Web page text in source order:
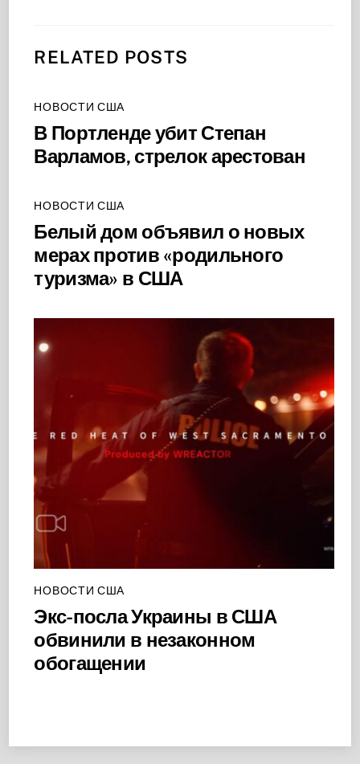
RELATED POSTS
НОВОСТИ США
В Портленде убит Степан
Варламов, стрелок арестован
НОВОСТИ США
Белый дом объявил о новых
мерах против «родильного
туризма» в США
НОВОСТИ США
Экс-посла Украины в США
обвинили в незаконном
обогащении